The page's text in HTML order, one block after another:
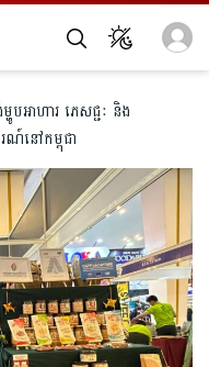
បអាហារ ភេសជ្ជៈ និង
ណ៍នៅកម្ពុជា